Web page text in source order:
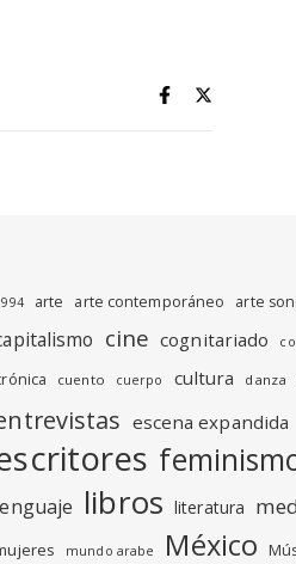
arte arte contemporáneo arte
cine cognitariado
cuento cuerpo cultura danza
escena expandida
libros literatura
mundo arabe México